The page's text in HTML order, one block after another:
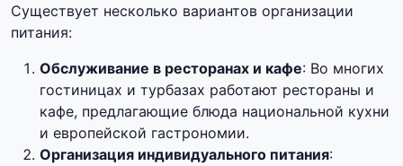
Существует несколько вариантов организации
питания:
Обслуживание в ресторанах и кафе: Во многих
гостиницах и турбазах работают рестораны и
кафе, предлагающие блюда национальной кухни
и европейской гастрономии.
Организация индивидуального питания: